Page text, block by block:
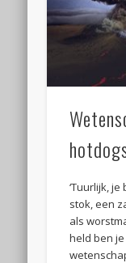
‘Tuurlijk,
stok, een
als
held ben